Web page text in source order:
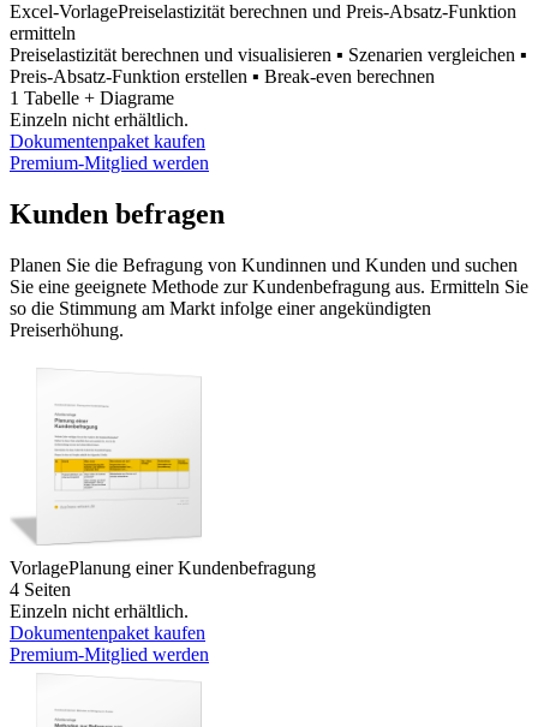
Excel-VorlagePreiselastizität berechnen und Preis-Absatz-Funktion
ermitteln
Preiselastizität berechnen und visualisieren ▪ Szenarien vergleichen ▪
Preis-Absatz-Funktion erstellen ▪ Break-even berechnen
1 Tabelle + Diagrame
Einzeln nicht erhältlich.
Dokumentenpaket kaufen
Premium-Mitglied werden
Kunden befragen
Planen Sie die Befragung von Kundinnen und Kunden und suchen
Sie eine geeignete Methode zur Kundenbefragung aus. Ermitteln Sie
so die Stimmung am Markt infolge einer angekündigten
Preiserhöhung.
VorlagePlanung einer Kundenbefragung
4 Seiten
Einzeln nicht erhältlich.
Dokumentenpaket kaufen
Premium-Mitglied werden